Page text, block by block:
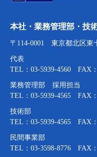
本社・業務管理部・技
〒114-0001 東京都北区東
代表
TEL：03-5939-4560 FAX
業務管理部 採用担当
TEL：03-5939-4565 FAX
技術部
TEL：03-5939-4565 FAX
民間事業部
TEL：03-3598-8776 FAX